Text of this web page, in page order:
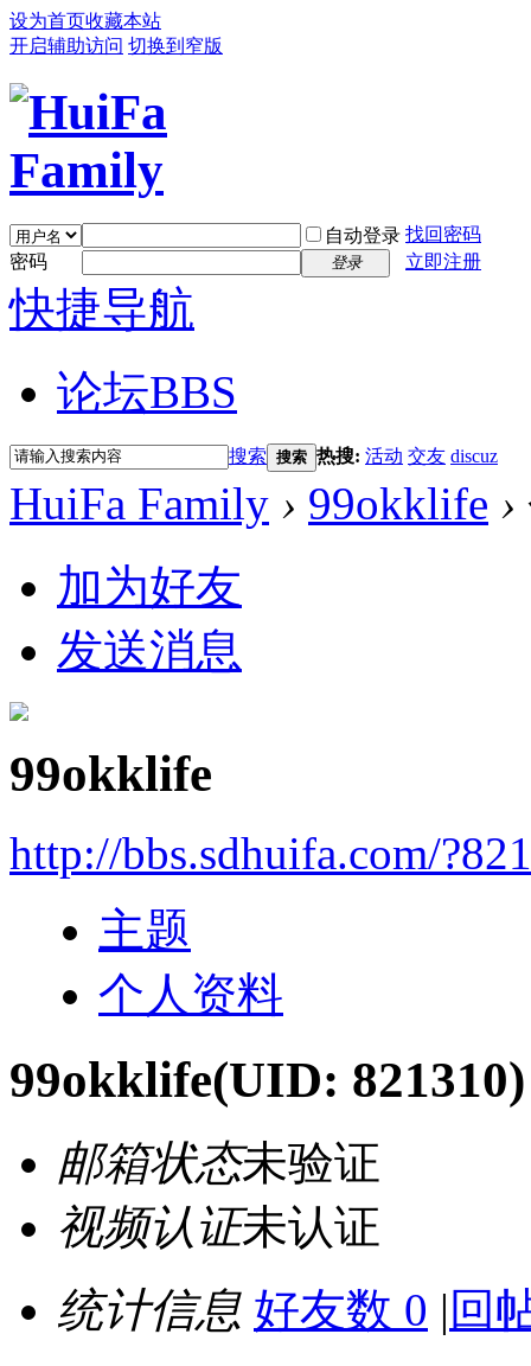
设为首页收藏本站
开启辅助访问 切换到窄版
自动登录 找回密码
密码
登录 立即注册
快捷导航
论坛BBS
搜索 搜索 热搜: 活动 交友 discuz
HuiFa Family › 99okklife ›
加为好友
发送消息
99okklife
http://bbs.sdhuifa.com/
主题
个人资料
99okklife(UID: 821310)
邮箱状态未验证
视频认证未认证
统计信息 好友数 0 | 回